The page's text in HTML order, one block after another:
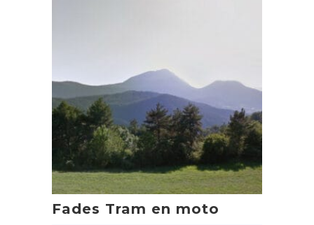
Fades Tram en moto